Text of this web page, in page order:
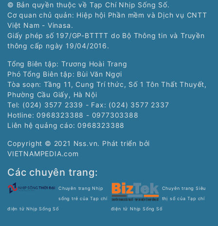
© Bản quyền thuộc về Tạp Chí Nhịp Sống Số.
Cơ quan chủ quản: Hiệp hội Phần mềm và Dịch vụ CNTT
Việt Nam - Vinasa.
Giấy phép số 197/GP-BTTTT do Bộ Thông tin và Truyền
thông cấp ngày 19/04/2016.
Tổng Biên tập: Trương Hoài Trang
Phó Tổng Biên tập: Bùi Văn Ngợi
Tòa soạn: Tầng 11, Cung Trí thức, Số 1 Tôn Thất Thuyết,
Phường Cầu Giấy, Hà Nội
Tel: (024) 3577 2339 - Fax: (024) 3577 2337
Hotline: 0968323388 - 0977303388
Liên hệ quảng cáo: 0968323388
Copyright © 2021 Nss.vn. Phát triển bởi
VIETNAMPEDIA.com
Các chuyên trang:
Chuyên trang Nhịp
sống trẻ của Tạp chí
điện tử Nhịp Sống Số
Chuyên trang Siêu
thị số của Tạp chí
điện tử Nhịp Sống Số